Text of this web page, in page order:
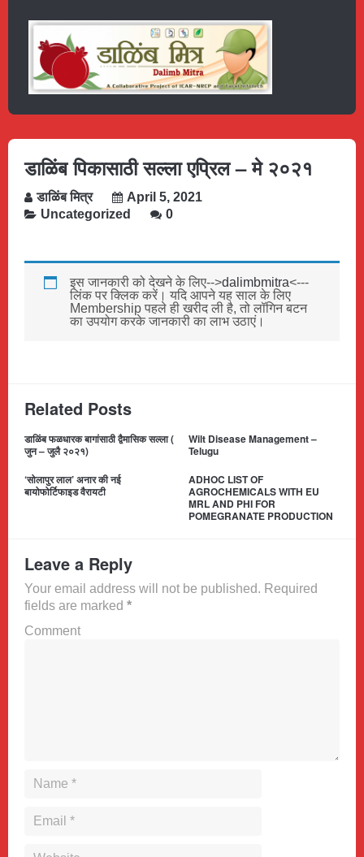
डाळिंब पिकासाठी सल्ला एप्रिल – मे २०२१
डाळिंब मित्र
April 5, 2021
Uncategorized
0
इस जानकारी को देखने के लिए-->dalimbmitra<---
लिंक पर क्लिक करें। यदि आपने यह साल के लिए
Membership पहले ही खरीद ली है, तो लॉगिन बटन
का उपयोग करके जानकारी का लाभ उठाएं।
Related Posts
डाळिंब फळधारक बागांसाठी द्वैमासिक सल्ला (
जुन – जुलै २०२१)
Wilt Disease Management –
Telugu
‘सोलापुर लाल’ अनार की नई
बायोफोर्टिफाइड वैरायटी
ADHOC LIST OF
AGROCHEMICALS WITH EU
MRL AND PHI FOR
POMEGRANATE PRODUCTION
Leave a Reply
Your email address will not be published. Required
fields are marked *
Comment